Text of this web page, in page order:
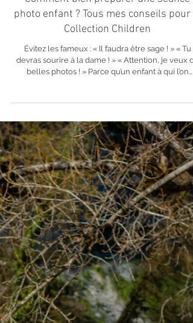
Camiille Dar
Comment bien préparer une séance
photo enfant ? Tous mes conseils pour
Collection Children
Évitez les fameux : « Il faudra être sage ! » « Tu
belles photos ! » Parce qu’un enfant à qui l’on
généralement… son plus magnifique sourire
😬😂 Vous pouvez simplement lui expliquer qu’il
rencontrer une photographe, jouer, danser,
et que nous allons faire des photos ensemble.
travail consiste ensuite à créer une connexion
lui et à m’adapter à sa personna